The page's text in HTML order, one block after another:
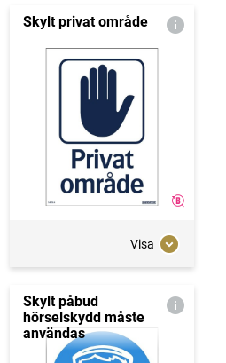
Skylt privat område
Visa
Skylt påbud
hörselskydd måste
användas